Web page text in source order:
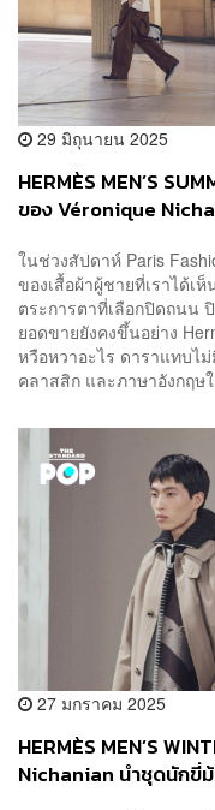
29 มิถุนายน 2025
HERMÈS MEN’S
ของ Véronique
ในช่วงสัปดาห์ Paris
ของเสื้อผ้าผู้ชายที่เราได้
ตระการตาที่เลือกปิดถน
ยอดขายยังคงขึ้นอย่าง
หวือหวาอะไร ดาราแทบไ
คลาสสิก และภาษาอังกฤษ
27 มกราคม 2025
HERMÈS MEN’S
Nichanian นำชุดนักขี่